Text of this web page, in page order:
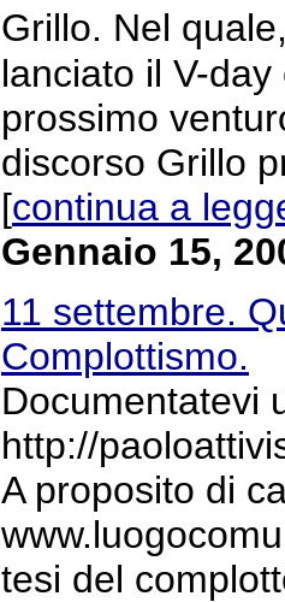
Grillo. Nel
lanciato il V-
prossimo
discorso Grillo
[continua a
Gennaio 15,
11 settembre.
Complottismo.
Documentatevi
http://
A proposito di
tesi del